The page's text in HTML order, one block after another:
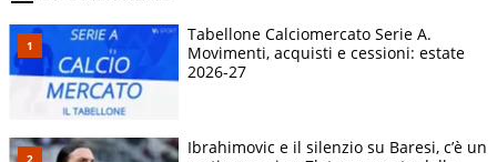
Tabellone Calciomercato Serie A.
Movimenti, acquisti e cessioni: estate
2026-27
Ibrahimovic e il silenzio su Baresi, c’è un